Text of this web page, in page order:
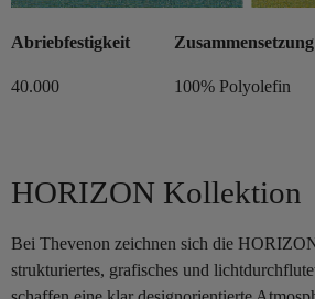
Abriebfestigkeit
40.000
Zusammensetzung
100% Polyolefin
HORIZON Kollektion
Bei Thevenon zeichnen sich die
strukturiertes, grafisches und